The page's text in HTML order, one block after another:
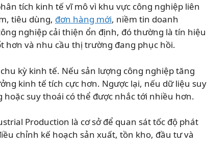
tích kinh tế vĩ mô vì khu vực công nghiệp liên
tiêu dùng, đơn hàng mới, niềm tin doanh
nghiệp cải thiện ổn định, đó thường là tín hiệu
hơn và nhu cầu thị trường đang phục hồi.
kỳ kinh tế. Nếu sản lượng công nghiệp tăng
kinh tế tích cực hơn. Ngược lại, nếu dữ liệu suy
suy thoái có thể được nhắc tới nhiều hơn.
Production là cơ sở để quan sát tốc độ phát
chỉnh kế hoạch sản xuất, tồn kho, đầu tư và